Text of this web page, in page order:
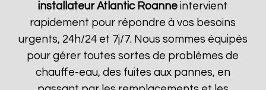
installateur Atlantic Roanne intervient
rapidement pour répondre à vos besoins
urgents, 24h/24 et 7j/7. Nous sommes équipés
pour gérer toutes sortes de problèmes de
chauffe-eau, des fuites aux pannes, en